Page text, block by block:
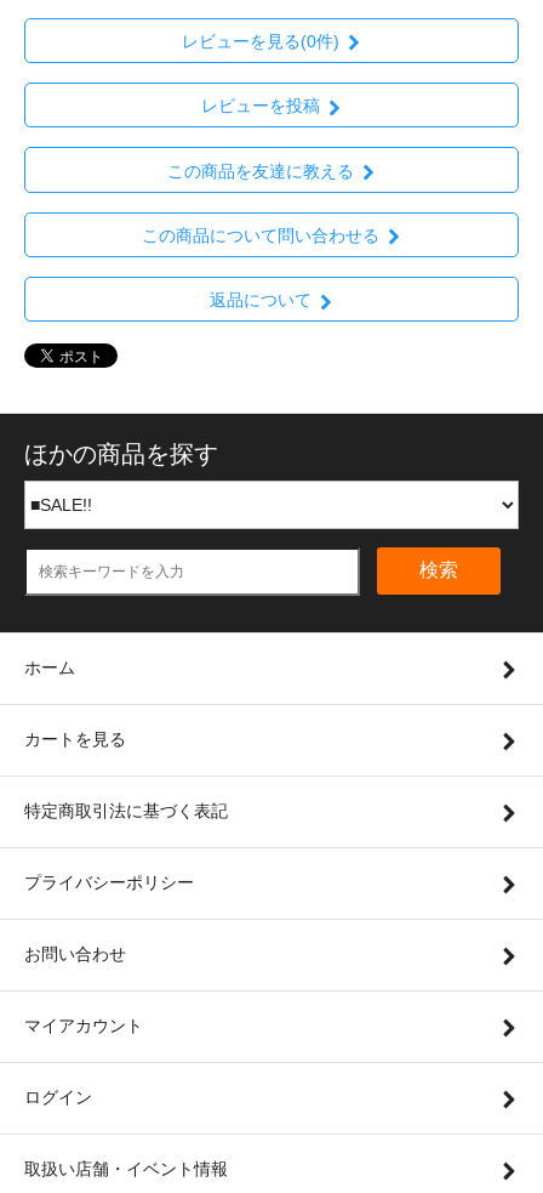
レビューを見る(0件)
レビューを投稿
この商品を友達に教える
この商品について問い合わせる
返品について
ほかの商品を探す
検索
ホーム
カートを見る
特定商取引法に基づく表記
プライバシーポリシー
お問い合わせ
マイアカウント
ログイン
取扱い店舗・イベント情報